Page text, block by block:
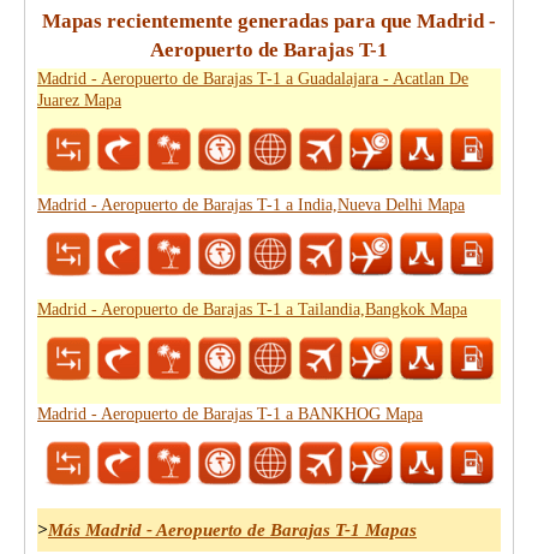
Mapas recientemente generadas para que Madrid -
Aeropuerto de Barajas T-1
Madrid - Aeropuerto de Barajas T-1 a Guadalajara - Acatlan De
Juarez Mapa
Madrid - Aeropuerto de Barajas T-1 a India,Nueva Delhi Mapa
Madrid - Aeropuerto de Barajas T-1 a Tailandia,Bangkok Mapa
Madrid - Aeropuerto de Barajas T-1 a BANKHOG Mapa
>Más Madrid - Aeropuerto de Barajas T-1 Mapas